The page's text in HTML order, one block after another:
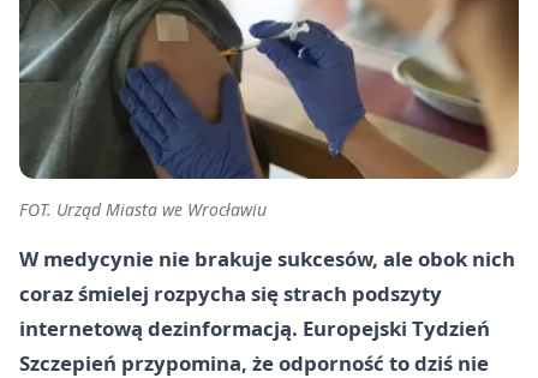
FOT. Urząd Miasta we Wrocławiu
W medycynie nie brakuje sukcesów, ale obok nich
coraz śmielej rozpycha się strach podszyty
internetową dezinformacją. Europejski Tydzień
Szczepień przypomina, że odporność to dziś nie